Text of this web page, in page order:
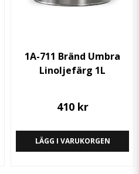
1A-711 Bränd Umbra
Linoljefärg 1L
410 kr
LÄGG I VARUKORGEN